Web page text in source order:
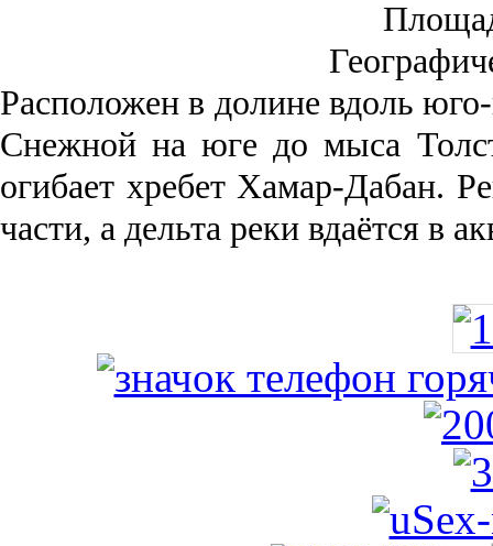
Рас­положен в долине вдоль
Снежной на юге до мыса
огибает хребет Хамар-Дабан.
части, а дельта реки вда­ётся в